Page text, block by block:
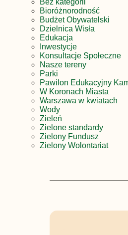
Bez kategorii
Bioróżnorodność
Budżet Obywatelski
Dzielnica Wisła
Edukacja
Inwestycje
Konsultacje Społeczne
Nasze tereny
Parki
Pawilon Edukacyjny
W Koronach Miasta
Warszawa w kwiatach
Wody
Zieleń
Zielone standardy
Zielony Fundusz
Zielony Wolontariat